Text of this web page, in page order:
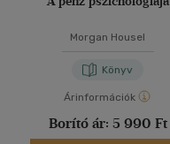
Morgan Housel
Könyv
Árinformációk
Borító ár: 5 990 Ft